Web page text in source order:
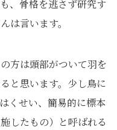
、骨格を逃さず研究す
は言います。
方は頭部がついて羽を
と思います。少し鳥に
はくせい、簡易的に標本
したもの） と呼ばれる